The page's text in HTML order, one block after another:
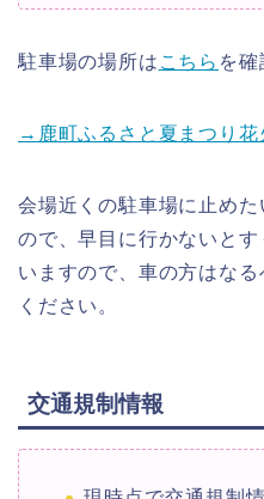
駐車場の場所は こちら を確
→鹿町ふるさと夏まつり花
会場近くの駐車場に止め
ので、早目に行かないと
いますので、車の方はな
ください。
交通規制情報